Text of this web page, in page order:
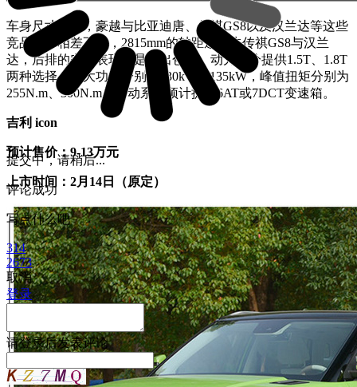
车身尺寸部分，豪越与比亚迪唐、传祺GS8以及汉兰达等这些
竞品基本相差不大，2815mm的轴距还领先传祺GS8与汉兰
达，后排的空间表现还是很出色的。动力部分提供1.5T、1.8T
两种选择，最大功率分别为130kW、135kW，峰值扭矩分别为
255N.m、300N.m，传动系统预计提供6AT或7DCT变速箱。
吉利 icon
预计售价：9-13万元
上市时间：2月14日（原定）
提交中，请稍后...
评论成功
写点什么吧
314
2673
取消
登录
请登录后发表评论